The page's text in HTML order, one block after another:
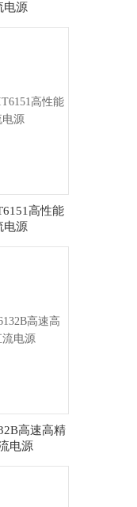
电源
高性能
电源
高速高精
电源